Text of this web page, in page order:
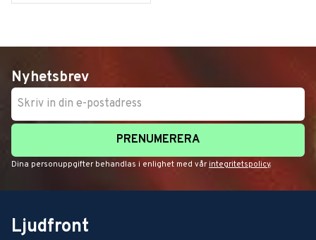
Nyhetsbrev
PRENUMERERA
Dina personuppgifter behandlas i enlighet med vår integritetspolicy.
Ljudfront